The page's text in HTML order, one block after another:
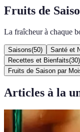
Fruits de
La fraîcheur à chaque
Saisons(50) Santé et
Recettes et Bienfaits(30)
Fruits de Saison par
Articles à la